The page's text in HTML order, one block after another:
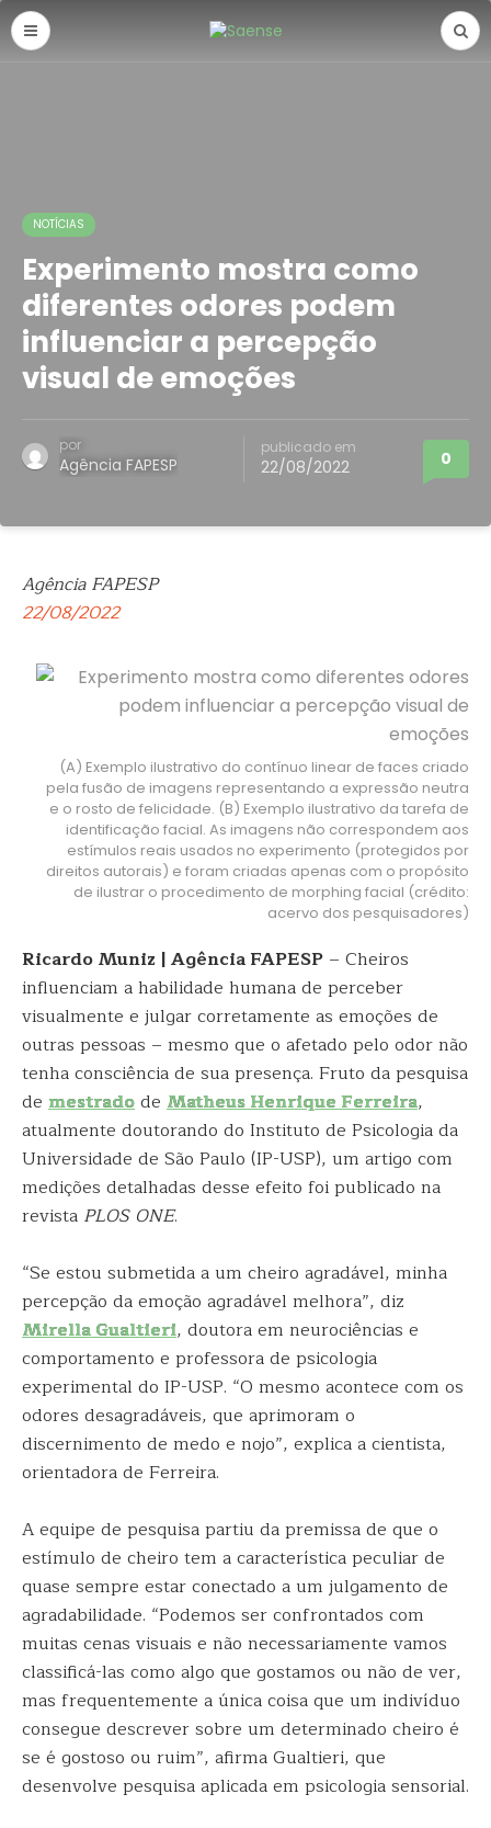
NOTÍCIAS
Experimento mostra como
diferentes odores podem
influenciar a percepção
visual de emoções
por
Agência FAPESP
publicado em
22/08/2022 0
Agência FAPESP
22/08/2022
(A) Exemplo ilustrativo do contínuo linear de faces criado
pela fusão de imagens representando a expressão neutra
e o rosto de felicidade. (B) Exemplo ilustrativo da tarefa de
identificação facial. As imagens não correspondem aos
estímulos reais usados no experimento (protegidos por
direitos autorais) e foram criadas apenas com o propósito
de ilustrar o procedimento de morphing facial (crédito:
acervo dos pesquisadores)
Ricardo Muniz | Agência FAPESP – Cheiros
influenciam a habilidade humana de perceber
visualmente e julgar corretamente as emoções de
outras pessoas – mesmo que o afetado pelo odor não
tenha consciência de sua presença. Fruto da pesquisa
de mestradode Matheus Henrique Ferreira,
atualmente doutorando do Instituto de Psicologia da
Universidade de São Paulo (IP-USP), um artigo com
medições detalhadas desse efeito foi publicado na
revista PLOS ONE.
“Se estou submetida a um cheiro agradável, minha
percepção da emoção agradável melhora”, diz
Mirella Gualtieri, doutora em neurociências e
comportamento e professora de psicologia
experimental do IP-USP. “O mesmo acontece com os
odores desagradáveis, que aprimoram o
discernimento de medo e nojo”, explica a cientista,
orientadora de Ferreira.
A equipe de pesquisa partiu da premissa de que o
estímulo de cheiro tem a característica peculiar de
quase sempre estar conectado a um julgamento de
agradabilidade. “Podemos ser confrontados com
muitas cenas visuais e não necessariamente vamos
classificá-las como algo que gostamos ou não de ver,
mas frequentemente a única coisa que um indivíduo
consegue descrever sobre um determinado cheiro é
se é gostoso ou ruim”, afirma Gualtieri, que
desenvolve pesquisa aplicada em psicologia sensorial.